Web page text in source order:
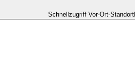
Schnellzugriff Vor-Ort-